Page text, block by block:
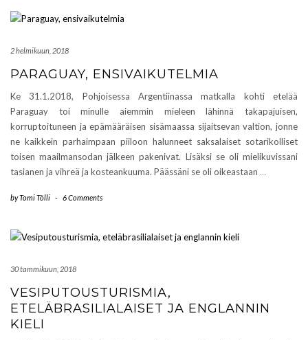
2 helmikuun, 2018
PARAGUAY, ENSIVAIKUTELMIA
Ke 31.1.2018, Pohjoisessa Argentiinassa matkalla kohti etelää
Paraguay toi minulle aiemmin mieleen lähinnä takapajuisen,
korruptoituneen ja epämääräisen sisämaassa sijaitsevan valtion, jonne
ne kaikkein parhaimpaan piiloon halunneet saksalaiset sotarikolliset
toisen maailmansodan jälkeen pakenivat. Lisäksi se oli mielikuvissani
tasianen ja vihreä ja kosteankuuma. Päässäni se oli oikeastaan …
byTomi Tölli - 6 Comments
30 tammikuun, 2018
VESIPUTOUSTURISMIA,
ETELÄBRASILIALAISET JA ENGLANNIN
KIELI